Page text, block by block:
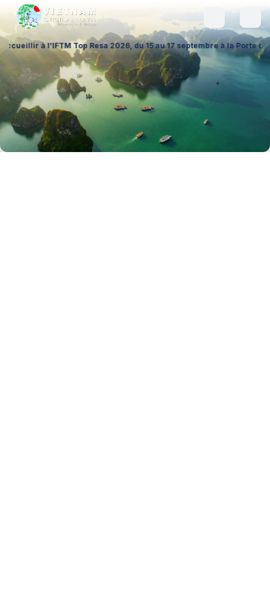
Top Resa 2026, du 15 au 17 septembre à la Porte de